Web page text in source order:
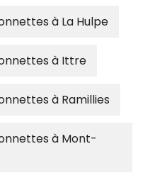
à La Hulpe
à Ittre
à Ramillies
à Mont-